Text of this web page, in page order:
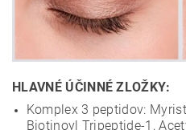
HLAVNÉ ÚČINNÉ ZLOŽKY:
Komplex 3 peptidov:
Biotinoyl Tripeptide-1,